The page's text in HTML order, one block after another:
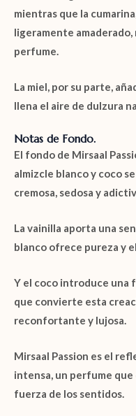
mientras que la cumarina
ligeramente
perfume.
La miel, por su parte,
llena el aire de dulzura
Notas de Fondo.
El fondo de Mirsaal
almizcle blanco y coco
cremosa, sedosa y
La vainilla aporta una
blanco ofrece pureza y
Y el coco introduce una
que convierte esta
reconfortante y lujosa.
Mirsaal Passion es el
intensa, un perfume que
fuerza de los sentidos.